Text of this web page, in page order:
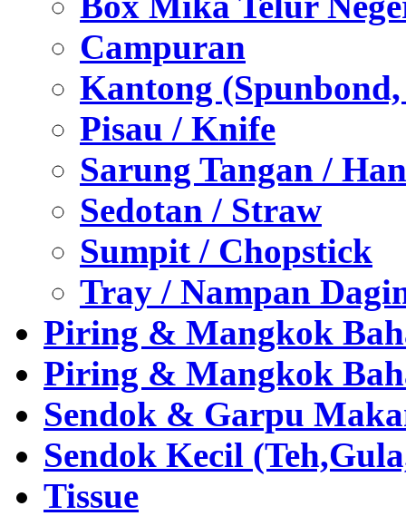
Campuran
Kantong
Pisau / Knife
Sarung Tangan /
Sedotan / Straw
Sumpit / Chopstick
Tray / Nampan
Piring & Mangkok
Piring & Mangkok
Sendok & Garpu
Sendok Kecil
Tissue